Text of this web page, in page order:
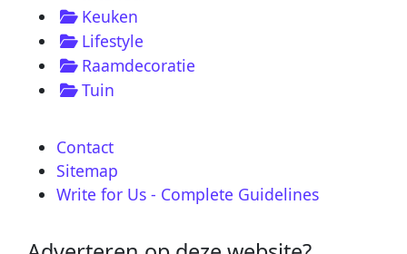
Keuken
Lifestyle
Raamdecoratie
Tuin
Contact
Sitemap
Write for Us - Complete Guidelines